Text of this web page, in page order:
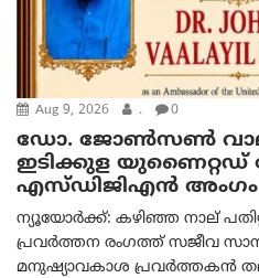
Aug 9, 2026 . 0
ഡോ. ജോൺസൺ
ഇടിക്കുള
എസ്ഡിജിഎൻ അംഗം
ന്യൂയോര്‍ക്ക്: കഴിഞ്ഞ നാല്
പ്രവർത്തന രംഗത്ത് സജീവ
മനുഷ്യാവകാശ പ്രവർത്തകൻ